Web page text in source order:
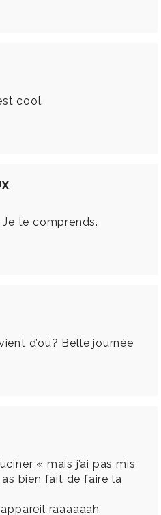
cool.
te comprends.
d’où? Belle journée
« mais j’ai pas mis
bien fait de faire la
raaaaaah